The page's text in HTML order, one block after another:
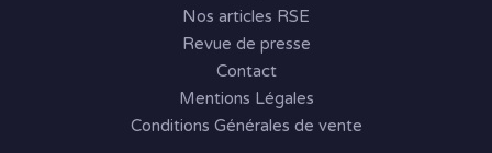
Nos articles RSE
Revue de presse
Contact
Mentions Légales
Conditions Générales de vente